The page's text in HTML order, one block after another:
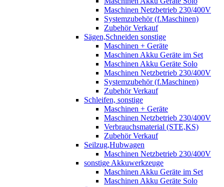
Maschinen Netzbetrieb 230/400V
Systemzubehör (f.Maschinen)
Zubehör Verkauf
Sägen,Schneiden sonstige
Maschinen + Geräte
Maschinen Akku Geräte im Set
Maschinen Akku Geräte Solo
Maschinen Netzbetrieb 230/400V
Systemzubehör (f.Maschinen)
Zubehör Verkauf
Schleifen, sonstige
Maschinen + Geräte
Maschinen Netzbetrieb 230/400V
Verbrauchsmaterial (STE,KS)
Zubehör Verkauf
Seilzug,Hubwagen
Maschinen Netzbetrieb 230/400V
sonstige Akkuwerkzeuge
Maschinen Akku Geräte im Set
Maschinen Akku Geräte Solo